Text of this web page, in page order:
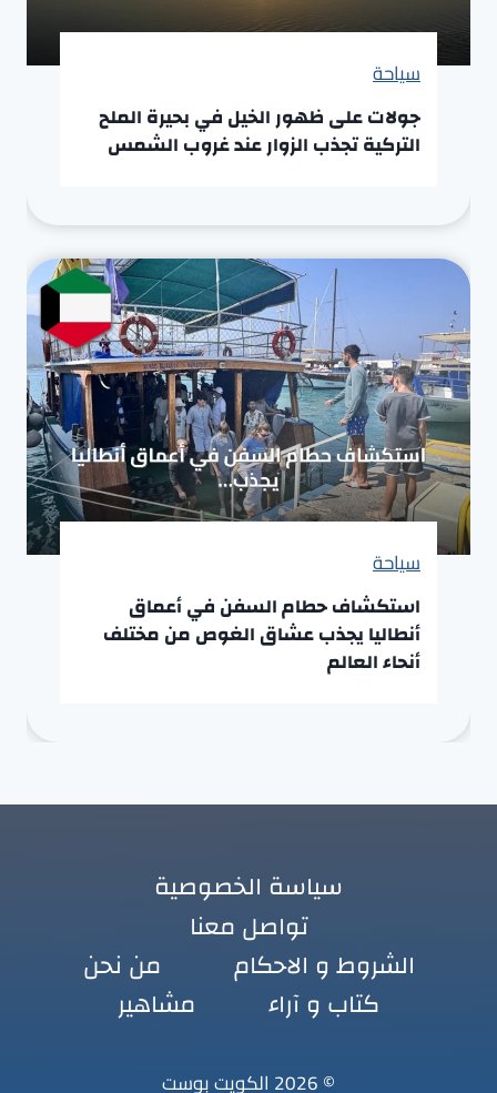
سياحة
جولات على ظهور الخيل في بحيرة الملح
التركية تجذب الزوار عند غروب الشمس
سياحة
استكشاف حطام السفن في أعماق
أنطاليا يجذب عشاق الغوص من مختلف
أنحاء العالم
سياسة الخصوصية
تواصل معنا
الشروط و الاحكام
من نحن
كتاب و آراء
مشاهير
© 2026 الكويت بوست